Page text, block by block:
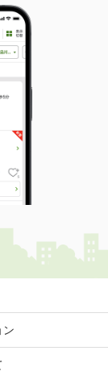
目
ン